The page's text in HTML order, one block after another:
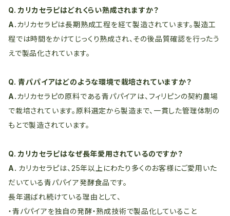
Q. カリカセラピはどれくらい熟成されますか？
A.カリカセラピは長期熟成工程を経て製造されています。製造工
程では時間をかけてじっくり熟成され、その後品質確認を行ったう
えで製品化されています。
Q. 青パパイアはどのような環境で栽培されていますか？
A.カリカセラピの原料である青パパイアは、フィリピンの契約農場
で栽培されています。原料選定から製造まで、一貫した管理体制の
もとで製造されています。
Q. カリカセラピはなぜ長年愛用されているのですか？
A. カリカセラピは、25年以上にわたり多くのお客様にご愛用いた
だいている青パパイア発酵食品です。
長年選ばれ続けている理由として、
・青パパイアを独自の発酵・熟成技術で製品化していること